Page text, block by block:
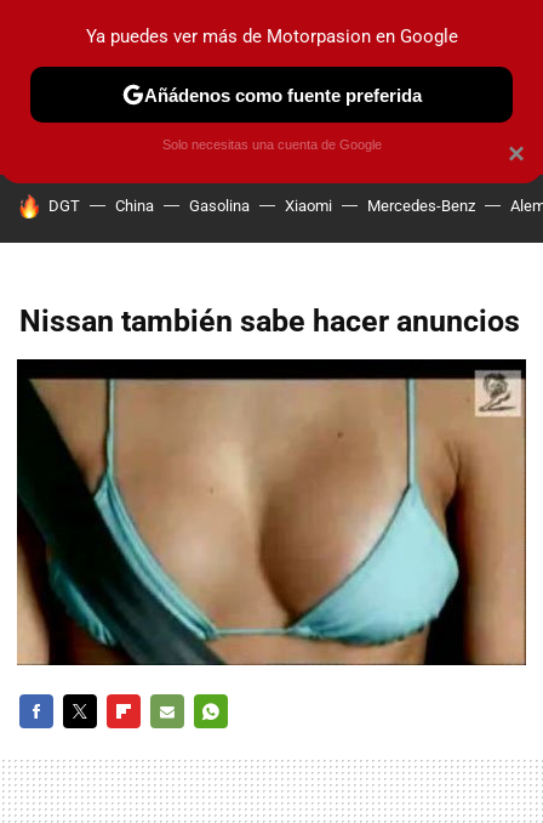
PRUEBAS COCHES ELÉCTRICOS OBSERVATORIO
HOY SE HABLA DE
DGT China Gasolina Xiaomi Mercedes-Benz
Nissan también sabe hacer anuncios
MAIL
×
Ya puedes ver más de Motorpasion en Google
Añádenos como fuente preferida
Solo necesitas una cuenta de Google